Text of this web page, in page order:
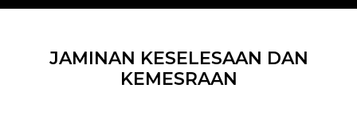
JAMINAN KESELESAAN DAN
KEMESRAAN